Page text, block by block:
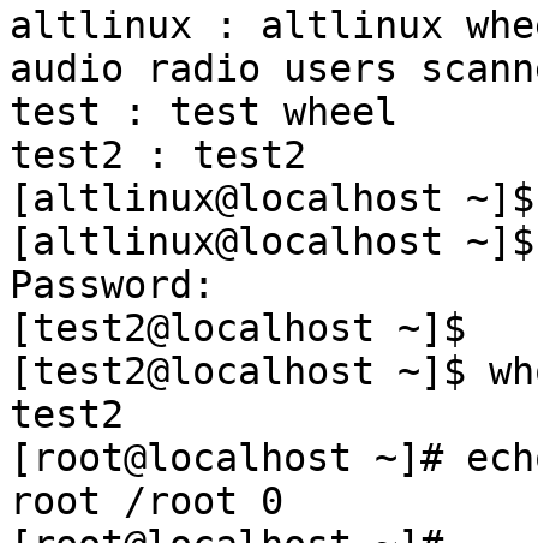
altlinux : altlinux
audio radio users
test : test wheel
test2 : test2
[altlinux@localhost ~]$
[altlinux@localhost
Password:
[test2@localhost ~]$
[test2@localhost ~]$
test2
[root@localhost ~]# echo
root /root 0